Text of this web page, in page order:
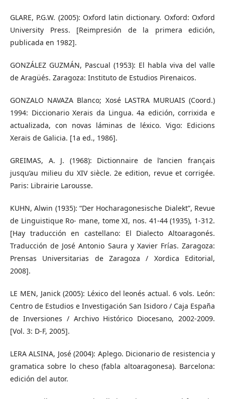
GLARE, P.G.W. (2005): Oxford latin dictionary. Oxford: Oxford
University Press. [Reimpresión de la primera edición,
publicada en 1982].
GONZÁLEZ GUZMÁN, Pascual (1953): El habla viva del valle
de Aragüés. Zaragoza: Instituto de Estudios Pirenaicos.
GONZALO NAVAZA Blanco; Xosé LASTRA MURUAIS (Coord.)
1994: Diccionario Xerais da Lingua. 4a edición, corrixida e
actualizada, con novas láminas de léxico. Vigo: Edicions
Xerais de Galicia. [1a ed., 1986].
GREIMAS, A. J. (1968): Dictionnaire de l’ancien français
jusqu’au milieu du XIV siècle. 2e edition, revue et corrigée.
Paris: Librairie Larousse.
KUHN, Alwin (1935): “Der Hocharagonesische Dialekt”, Revue
de Linguistique Ro- mane, tome XI, nos. 41-44 (1935), 1-312.
[Hay traducción en castellano: El Dialecto Altoaragonés.
Traducción de José Antonio Saura y Xavier Frías. Zaragoza:
Prensas Universitarias de Zaragoza / Xordica Editorial,
2008].
LE MEN, Janick (2005): Léxico del leonés actual. 6 vols. León:
Centro de Estudios e Investigación San Isidoro / Caja España
de Inversiones / Archivo Histórico Diocesano, 2002-2009.
[Vol. 3: D-F, 2005].
LERA ALSINA, José (2004): Aplego. Dicionario de resistencia y
gramatica sobre lo cheso (fabla altoaragonesa). Barcelona:
edición del autor.